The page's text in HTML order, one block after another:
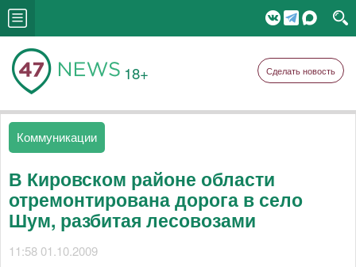
18+ Сделать новость
Коммуникации
В Кировском районе области
отремонтирована дорога в село
Шум, разбитая лесовозами
11:58 01.10.2009